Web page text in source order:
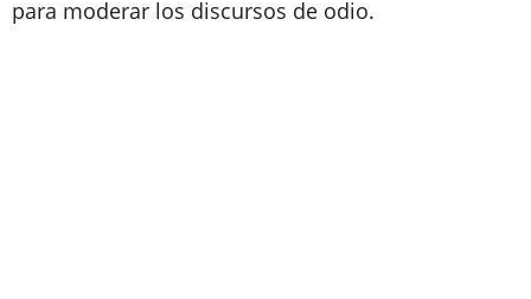
para moderar los discursos de odio.